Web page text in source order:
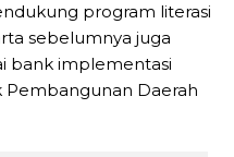
program literasi
sebelumnya juga
bank implementasi
Pembangunan Daerah